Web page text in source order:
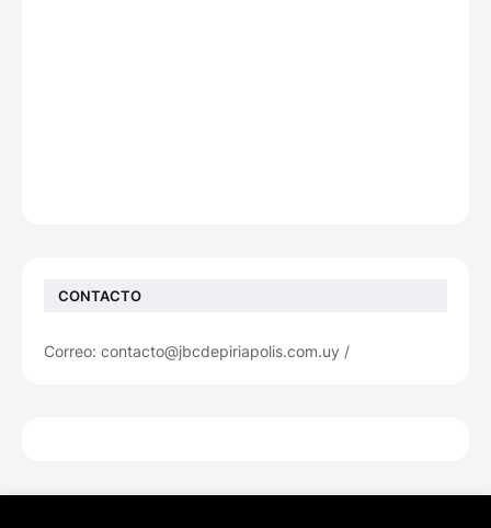
CONTACTO
Correo: contacto@jbcdepiriapolis.com.uy /